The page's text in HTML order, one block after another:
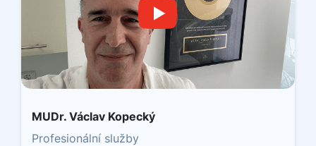
MUDr. Václav Kopecký
Profesionální služby